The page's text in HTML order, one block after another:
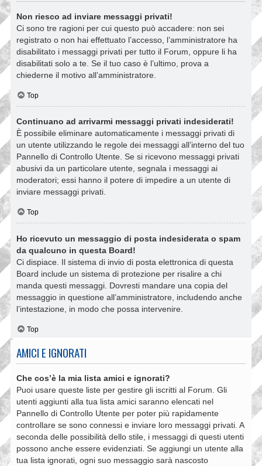
Non riesco ad inviare messaggi privati!
Ci sono tre ragioni per cui questo può accadere: non sei
registrato o non hai effettuato l’accesso, l’amministratore ha
disabilitato i messaggi privati per tutto il Forum, oppure li ha
disabilitati solo a te. Se il tuo caso è l’ultimo, prova a
chiederne il motivo all’amministratore.
Top
Continuano ad arrivarmi messaggi privati indesiderati!
È possibile eliminare automaticamente i messaggi privati ​​di
un utente utilizzando le regole dei messaggi all’interno del tuo
Pannello di Controllo Utente. Se si ricevono messaggi privati ​​
abusivi da un particolare utente, segnala i messaggi ai
moderatori; essi hanno il potere di impedire a un utente di
inviare messaggi privati​​.
Top
Ho ricevuto un messaggio di posta indesiderata o spam
da qualcuno in questa Board!
Ci dispiace. Il sistema di invio di posta elettronica di questa
Board include un sistema di protezione per risalire a chi
manda questi messaggi. Dovresti mandare una copia del
messaggio in questione all’amministratore, includendo anche
l’intestazione, in modo che possa intervenire.
Top
AMICI E IGNORATI
Che cos’è la mia lista amici e ignorati?
Puoi usare queste liste per gestire gli iscritti al Forum. Gli
utenti aggiunti alla tua lista amici saranno elencati nel
Pannello di Controllo Utente per poter più rapidamente
controllare se sono connessi e inviare loro messaggi privati. A
seconda delle possibilità dello stile, i messaggi di questi utenti
possono anche essere evidenziati. Se aggiungi un utente alla
tua lista ignorati, ogni suo messaggio sarà nascosto